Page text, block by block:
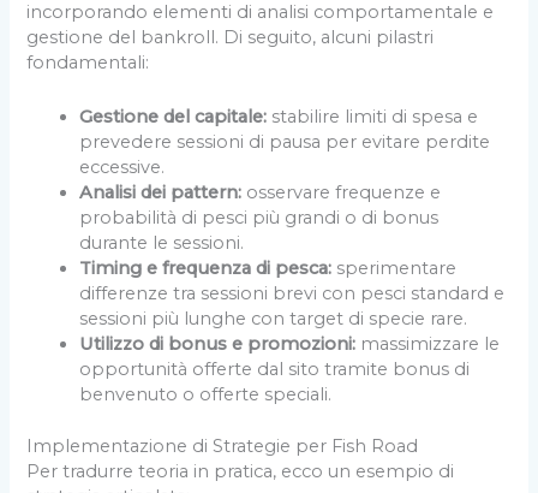
incorporando elementi di analisi comportamentale e
gestione del bankroll. Di seguito, alcuni pilastri
fondamentali:
Gestione del capitale: stabilire limiti di spesa e
prevedere sessioni di pausa per evitare perdite
eccessive.
Analisi dei pattern: osservare frequenze e
probabilità di pesci più grandi o di bonus
durante le sessioni.
Timing e frequenza di pesca: sperimentare
differenze tra sessioni brevi con pesci standard e
sessioni più lunghe con target di specie rare.
Utilizzo di bonus e promozioni: massimizzare le
opportunità offerte dal sito tramite bonus di
benvenuto o offerte speciali.
Implementazione di Strategie per Fish Road
Per tradurre teoria in pratica, ecco un esempio di